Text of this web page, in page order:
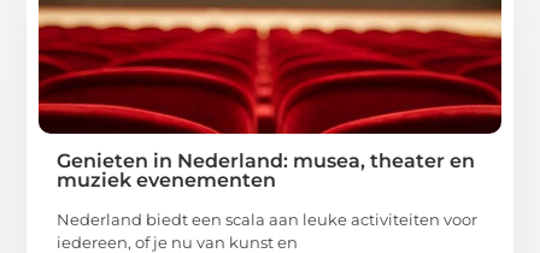
Genieten in Nederland: musea, theater en
muziek evenementen
Nederland biedt een scala aan leuke activiteiten voor
iedereen, of je nu van kunst en